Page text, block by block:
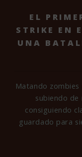
EL
STRIKE EN
UNA
Matando
subiendo de
consiguiendo
guardado para